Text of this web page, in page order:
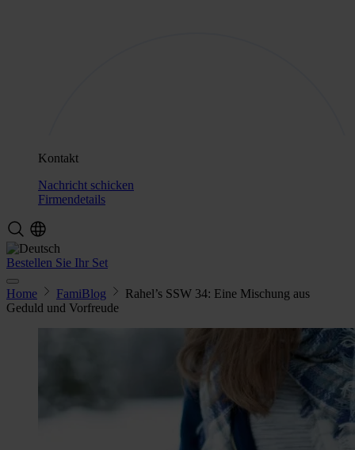
Kontakt
Nachricht schicken
Firmendetails
Bestellen Sie Ihr Set
Home FamiBlog
Rahel’s SSW 34: Eine Mischung aus
Geduld und Vorfreude